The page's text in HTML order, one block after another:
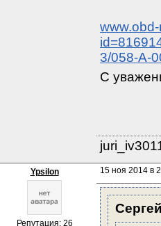
3/058-A-
С
Ypsilon
Репутация: 26
15 ноя 2014 в